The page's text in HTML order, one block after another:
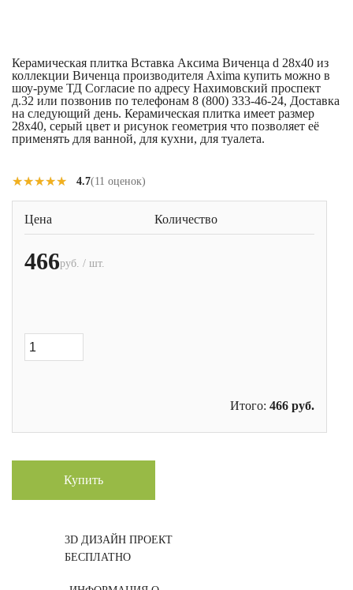
Керамическая плитка Вставка Аксима Виченца d 28x40 из
коллекции Виченца производителя Axima купить можно в
шоу-руме ТД Согласие по адресу Нахимовский проспект
д.32 или позвонив по телефонам 8 (800) 333-46-24, Доставка
на следующий день. Керамическая плитка имеет размер
28x40, серый цвет и рисунок геометрия что позволяет её
применять для ванной, для кухни, для туалета.
★★★★★
★★★★★ 4.7(11 оценок)
Цена Количество
466руб. / шт.
Итого: 466 руб.
Купить
3D ДИЗАЙН ПРОЕКТ
БЕСПЛАТНО